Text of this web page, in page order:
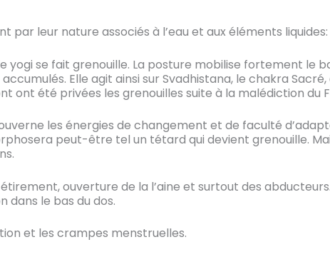
par leur nature associés à l’eau et aux éléments
yogi se fait grenouille. La posture mobilise fortement le
Elle agit ainsi sur Svadhistana, le chakra
ont été privées les grenouilles suite à la malédiction du
les énergies de changement et de faculté
peut-être tel un tétard qui devient grenouille.
ouverture de la l’aine et surtout des
dans le bas du dos.
et les crampes menstruelles.